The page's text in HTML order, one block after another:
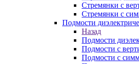
Стремянки с
Стремянки с
Подмости
Назад
Подмости
Подмости с
Подмости с